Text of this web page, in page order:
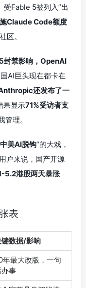
受Fable 5被列入”出
Claude Code额度
区。
封禁影响，OpenAI
AI巨头现在都卡在
还发布了一
果显示71%受访者支
管理。
美AI脱钩“的大戏，
户来说，国产开源
5.2港股两天暴涨
表
键数据/影响
年最大改版，一句
事